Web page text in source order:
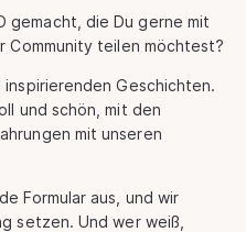
gemacht, die Du gerne mit
Community teilen möchtest?
inspirierenden Geschichten.
und schön, mit den
mit unseren
Formular aus, und wir
setzen. Und wer weiß,